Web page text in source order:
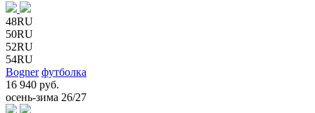
48RU
50RU
52RU
54RU
Bogner футболка
16 940 руб.
осень-зима 26/27